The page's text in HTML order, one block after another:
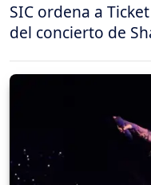
SIC ordena a
del concierto de